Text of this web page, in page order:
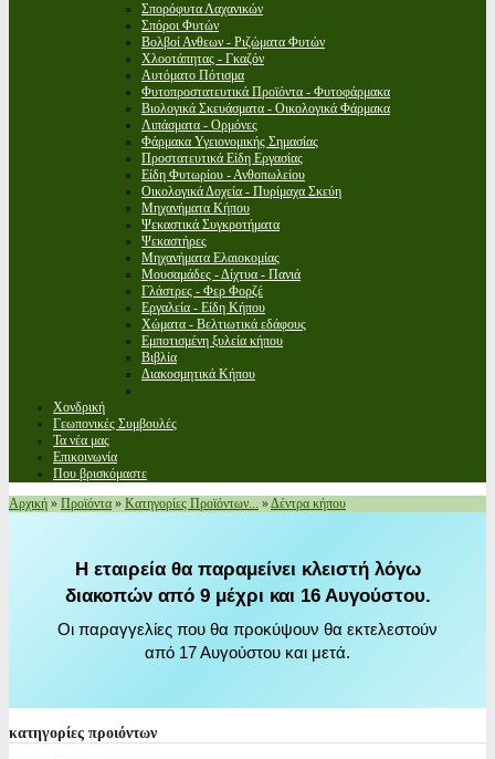
Σπορόφυτα Λαχανικών
Σπόροι Φυτών
Βολβοί Ανθεων - Ριζώματα Φυτών
Χλοοτάπητας - Γκαζόν
Αυτόματο Πότισμα
Φυτοπροστατευτικά Προϊόντα - Φυτοφάρμακα
Βιολογικά Σκευάσματα - Οικολογικά Φάρμακα
Λιπάσματα - Ορμόνες
Φάρμακα Υγειονομικής Σημασίας
Προστατευτικά Είδη Εργασίας
Είδη Φυτωρίου - Ανθοπωλείου
Οικολογικά Δοχεία - Πυρίμαχα Σκεύη
Μηχανήματα Κήπου
Ψεκαστικά Συγκροτήματα
Ψεκαστήρες
Μηχανήματα Ελαιοκομίας
Μουσαμάδες - Δίχτυα - Πανιά
Γλάστρες - Φερ Φορζέ
Εργαλεία - Είδη Κήπου
Χώματα - Βελτιωτικά εδάφους
Εμποτισμένη ξυλεία κήπου
Βιβλία
Διακοσμητικά Κήπου
Χονδρική
Γεωπονικές Συμβουλές
Τα νέα μας
Επικοινωνία
Που βρισκόμαστε
Αρχική » Προϊόντα » Κατηγορίες Προϊόντων... »Δέντρα κήπου
Η εταιρεία θα παραμείνει κλειστή λόγω
διακοπών από 9 μέχρι και 16 Αυγούστου.
Οι παραγγελίες που θα προκύψουν θα εκτελεστούν
από 17 Αυγούστου και μετά.
κατηγορίες προιόντων